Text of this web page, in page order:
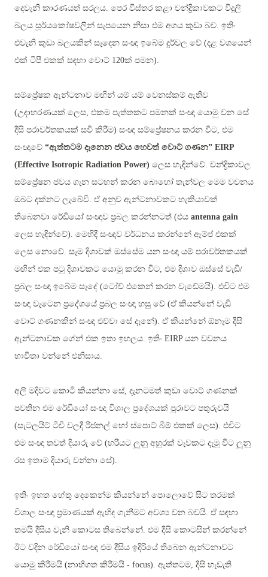
දෙවැනි කාරණයත් සරලය. පෙර විස්තර කළා චන්ද්‍රිකාවකට විදුලි
බලය සූර්යකෝෂවලින් සැපයෙන නිසා එම අගය කුඩා බව. ඉතිං
එවැනි කුඩා බලයකින් සෑදෙන සංඥා ඉබේම දුර්වල වේ (දළ වශයෙන්
එක් ටීපී එකක් සඳහා වොට් 120ක් පමන).
සම්ප්‍රේෂක ඇන්ටනාව මඟින් යම් යම් වෙනස්කම් ඇතිව
(උදාහරණයක් ලෙස, එකම පැත්තකට පමනක් සංඥා යොමු වන සේ
දීසි පරාවර්තකයක් සවි කිරීම) සංඥා සම්ප්‍රේෂනය කරන විට, එම
සංඥාවේ “ඇත්තටම දැනෙන ජවය හෙවත් වොට් ගණන” EIRP
(Effective Isotropic Radiation Power) ලෙස හැඳින්වේ. චන්ද්‍රිකාවල
සම්ප්‍රේෂන ජවය ගැන සටහන් කරන බොහෝ තැන්වල මෙම වචනය
ඔබට දක්නට ලැබේවි. ඒ අනුව ඇන්ටනාවකට හැකියාවක්
තිබෙනවා රේඩියෝ සංඥාව ප්‍රබල කරන්නටත් (එය antenna gain
ලෙස හැඳින්වේ). මෙහිදී සංඥාව වර්ධනය කරන්නේ ඈම්ප් එකක්
ලෙස නොවේ. සෑම දිශාවක් ඔස්සේම යන සංඥා යම් පරාවර්තකයක්
මඟින් එක පටු දිශාවකට යොමු කරන විට, එම දිශාව ඔස්සේ වැඩි/
ප්‍රබල සංඥා ඉබේම සෑදේ (ටෝච් එකෙන් කරන වැඩේමයි). එවිට එම
සංඥා වැටෙන ප්‍රදේශයේ ප්‍රබල සංඥා හසු වේ (ඒ කියන්නේ වැඩි
වොට් ගණනකින් සංඥා එව්වා සේ දැනේ). ඒ කියන්නේ ඕනෑම දීසි
ඇන්ටනාවක ගේන් එක ඉතා ඉහලය. ඉතිං EIRP යන වචනය
භාවිතා වන්නේ එනිසාය.
අලි මදිවට කොටි කියන්නා සේ, දැනටමත් කුඩා වොට් ගණනක්
පවතින එම රේඩියෝ සංඥා විශාල ප්‍රදේශයක් පුරාවට පතුරුවයි
(සැටලයිට් ටීවී වලදී රීජනල් හෝ ස්පොට් බීම් එකක් ලෙස). එවිට
එම සංඥා තවත් දියාරු වේ (හරියට ලුනු අහුරක් වැවකට දැමූ විට ලුනු
රස ඉතාම දියාරු වන්නා සේ).
ඉතිං ඉහත හේතු දෙකෙන්ම කියන්නේ පොලොවේ සිට තරමක්
විශාල සංඥා ප්‍රමාණයක් ඇහිද ගැනීමට අවශ්‍ය වන බවයි. ඒ සඳහා
තමයි දීසිය වැනි කොටස තිබෙන්නේ. එම දීසි කොටසින් කරන්නේ
ඊට වදින රේඩියෝ සංඥා එම දීසිය ඉදිරියේ තිබෙන ඇන්ටනාවට
යොමු කිරීමයි (නාභිගත කිරීමයි - focus). ඇත්තටම, දීසි හැඩැති